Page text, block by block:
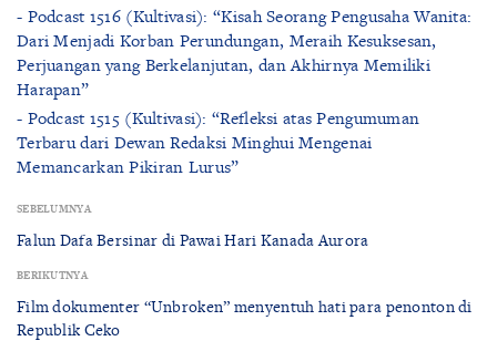
- Podcast 1516 (Kultivasi): “Kisah Seorang Pengusaha Wanita:
Dari Menjadi Korban Perundungan, Meraih Kesuksesan,
Perjuangan yang Berkelanjutan, dan Akhirnya Memiliki
Harapan”
- Podcast 1515 (Kultivasi): “Refleksi atas Pengumuman
Terbaru dari Dewan Redaksi Minghui Mengenai
Memancarkan Pikiran Lurus”
SEBELUMNYA
Falun Dafa Bersinar di Pawai Hari Kanada Aurora
BERIKUTNYA
Film dokumenter “Unbroken” menyentuh hati para penonton di
Republik Ceko